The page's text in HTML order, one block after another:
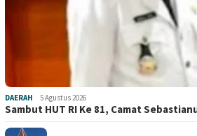
DAERAH 5 Agustus 2026
Sambut HUT RI Ke 81, Camat